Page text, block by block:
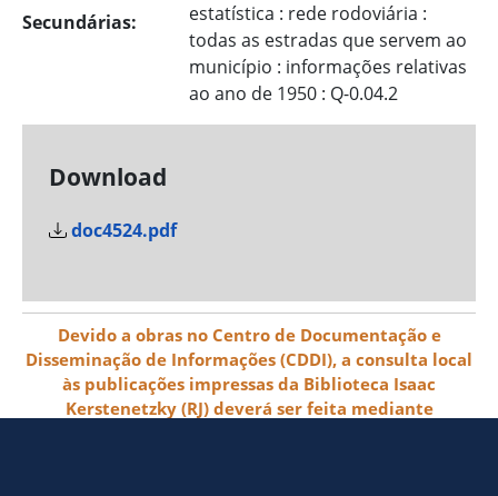
Secundárias:
estatística : rede rodoviária :
todas as estradas que servem ao
município : informações relativas
ao ano de 1950 : Q-0.04.2
Download
doc4524.pdf
Devido a obras no Centro de Documentação e
Disseminação de Informações (CDDI), a consulta local
às publicações impressas da Biblioteca Isaac
Kerstenetzky (RJ) deverá ser feita mediante